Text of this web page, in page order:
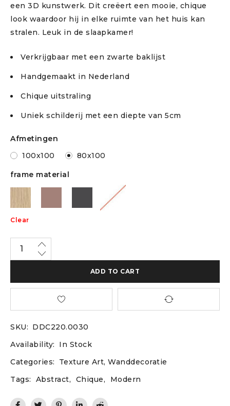
een 3D kunstwerk. Dit creëert een mooie, chique
look waardoor hij in elke ruimte van het huis kan
stralen. Leuk in de slaapkamer!
Verkrijgbaar met een zwarte baklijst
Handgemaakt in Nederland
Chique uitstraling
Uniek schilderij met een diepte van 5cm
Afmetingen
100x100
80x100
frame material
Clear
ADD TO CART
SKU: DDC220.0030
Availability:
In Stock
Categories:
Texture Art, Wanddecoratie
Tags:
Abstract, Chique, Modern